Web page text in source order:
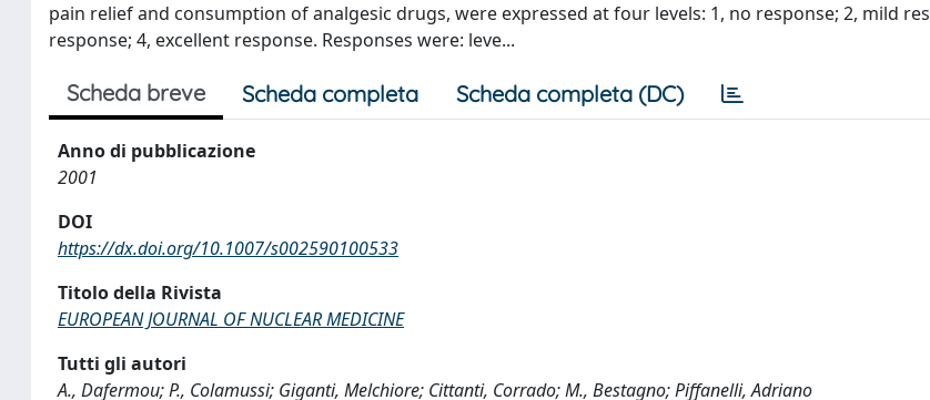
pain relief and consumption of analgesic drugs, were expressed at four levels: 1, no response; 2, mild
response; 4, excellent response. Responses were: leve...
Scheda breve Scheda completa Scheda completa (DC)
Anno di pubblicazione
2001
DOI
https://dx.doi.org/10.1007/s002590100533
Titolo della Rivista
EUROPEAN JOURNAL OF NUCLEAR MEDICINE
Tutti gli autori
A., Dafermou; P., Colamussi; Giganti, Melchiore; Cittanti, Corrado; M., Bestagno; Piffanelli, Adriano